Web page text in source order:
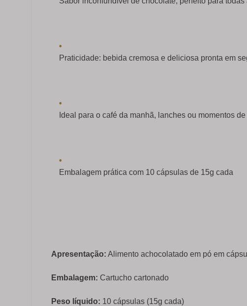
•
Praticidade: bebida cremosa e deliciosa pronta em
•
Ideal para o café da manhã, lanches ou momentos
•
Embalagem prática com 10 cápsulas de 15g cada
Apresentação: Alimento achocolatado em pó em
Embalagem: Cartucho cartonado
Peso líquido: 10 cápsulas (15g cada)